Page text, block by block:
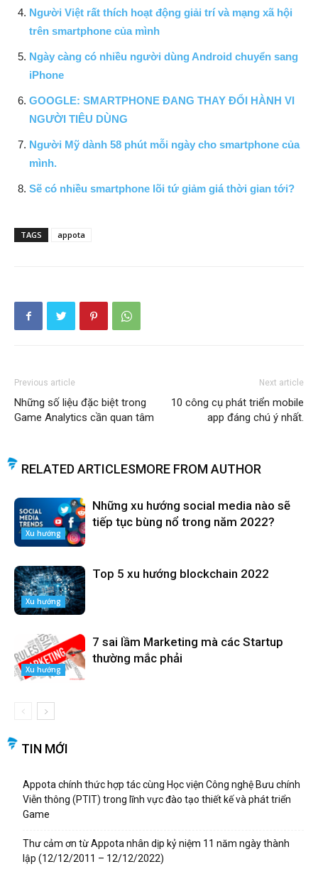
Người Việt rất thích hoạt động giải trí và mạng xã hội
trên smartphone của mình
Ngày càng có nhiều người dùng Android chuyển sang
iPhone
GOOGLE: SMARTPHONE ĐANG THAY ĐỔI HÀNH VI
NGƯỜI TIÊU DÙNG
Người Mỹ dành 58 phút mỗi ngày cho smartphone của
mình.
Sẽ có nhiều smartphone lõi tứ giảm giá thời gian tới?
TAGS appota
Previous article
Những số liệu đặc biệt trong
Game Analytics cần quan tâm
Next article
10 công cụ phát triển mobile
app đáng chú ý nhất.
RELATED ARTICLESMORE FROM AUTHOR
Xu hướng
Những xu hướng social media nào sẽ
tiếp tục bùng nổ trong năm 2022?
Xu hướng
Top 5 xu hướng blockchain 2022
Xu hướng
7 sai lầm Marketing mà các Startup
thường mắc phải
TIN MỚI
Appota chính thức hợp tác cùng Học viện Công nghệ Bưu chính
Viễn thông (PTIT) trong lĩnh vực đào tạo thiết kế và phát triển
Game
Thư cảm ơn từ Appota nhân dịp kỷ niệm 11 năm ngày thành
lập (12/12/2011 – 12/12/2022)